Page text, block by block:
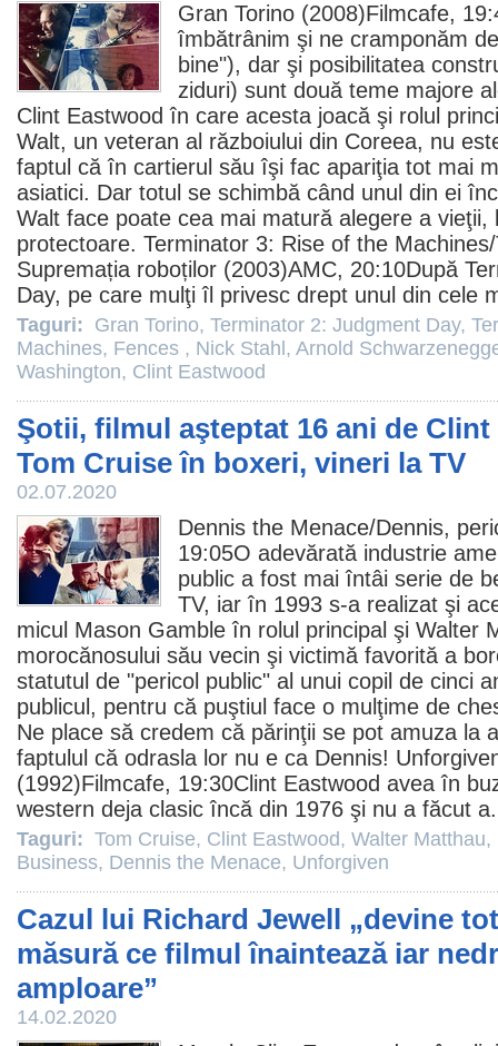
Gran Torino (2008)Filmcafe,
îmbătrânim şi ne cramponăm
bine"), dar şi posibilitatea
ziduri) sunt două teme majore
Clint Eastwood în care acesta joacă şi rolul
Walt, un veteran al războiului din Coreea, nu
faptul că în cartierul său îşi fac apariţia tot mai
asiatici. Dar totul se schimbă când unul din ei
Walt face poate cea mai matură alegere a vieţii,
protectoare. Terminator 3: Rise of the Machines/
Supremația roboților (2003)AMC, 20:10După
Day, pe care mulţi îl privesc drept unul din cele
Taguri: Gran Torino, Terminator 2: Judgment Day,
Machines, Fences , Nick Stahl , Arnold
Washington, Clint Eastwood
Şotii, filmul aşteptat 16 ani de
Tom Cruise în boxeri, vineri la TV
02.07.2020
Dennis the Menace/Dennis,
19:05O adevărată industrie
public a fost mai întâi serie de
TV, iar în 1993 s-a realizat şi
micul Mason Gamble în rolul principal şi Walter
morocănosului său vecin şi victimă favorită a
statutul de "pericol public" al unui copil de cinci
publicul, pentru că puştiul face o mulţime de
Ne place să credem că părinţii se pot amuza la
faptulul că odrasla lor nu e ca Dennis!
(1992)Filmcafe, 19:30Clint Eastwood avea în
western deja clasic încă din 1976 şi nu a făcut
Taguri: Tom Cruise, Clint Eastwood, Walter Matthau,
Business, Dennis the Menace, Unforgiven
Cazul lui Richard Jewell „devine
măsură ce filmul înaintează iar
amploare”
14.02.2020